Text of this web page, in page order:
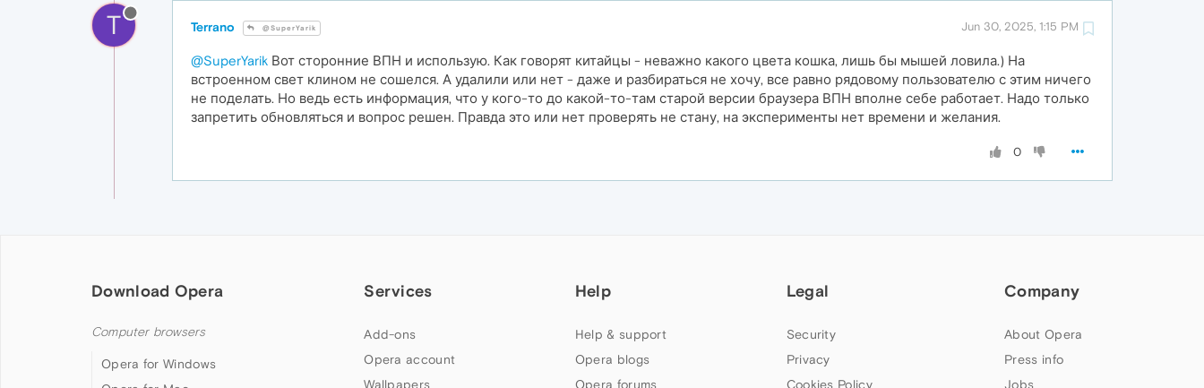
T Terrano @SuperYarik Jun 30, 2025, 1:15 PM
@SuperYarik Вот сторонние ВПН и использую. Как говорят китайцы - неважно какого цвета кошка, лишь бы мышей ловила.) На
встроенном свет клином не сошелся. А удалили или нет - даже и разбираться не хочу, все равно рядовому пользователю с этим ничего
не поделать. Но ведь есть информация, что у кого-то до какой-то-там старой версии браузера ВПН вполне себе работает. Надо только
запретить обновляться и вопрос решен. Правда это или нет проверять не стану, на эксперименты нет времени и желания.
0
Download Opera
Computer browsers
Opera for Windows
Services
Add-ons
Opera account
Wallpapers
Help
Help & support
Opera blogs
Opera forums
Legal
Security
Privacy
Cookies Policy
Company
About Opera
Press info
Jobs